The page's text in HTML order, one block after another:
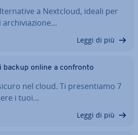
a Nextcloud, ideali per
ar­chi­via­zio­ne…
Leggi di più
backup online a confronto
nel cloud. Ti pre­sen­tia­mo 7
i tuoi…
Leggi di più